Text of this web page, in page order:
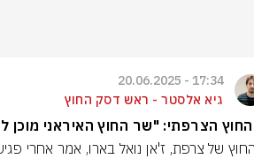
17:34 - 20.06.2025
גיא אלסטר - ראש דסק החוץ
הצרפתי: "שר החוץ האיראני מוכן